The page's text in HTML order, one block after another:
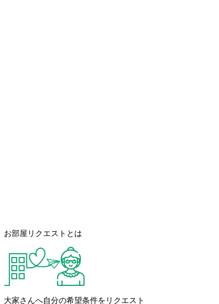
お部屋リクエストとは
大家さんへ自分の希望条件をリクエスト